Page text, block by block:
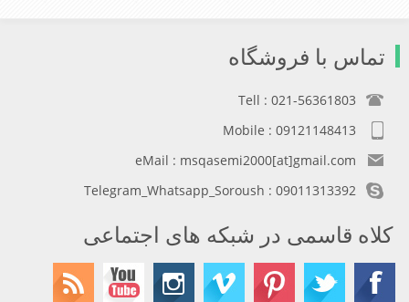
تماس با فروشگاه
Tell : 021-56361803
Mobile : 09121148413
eMail : msqasemi2000[at]gmail.com
Telegram_Whatsapp_Soroush : 09011313392
کلاه قاسمی در شبکه های اجتماعی